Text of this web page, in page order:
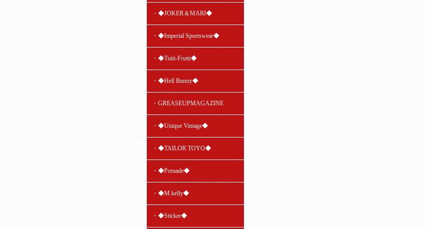
・◆JOKER＆MARI◆
・◆Imperial Sportswear◆
・◆Tutti-Frutti◆
・◆Hell Bunny◆
・GREASEUPMAGAZINE
・◆Unique Vintage◆
・◆TAILOR TOYO◆
・◆Pomade◆
・◆M.kelly◆
・◆Sticker◆